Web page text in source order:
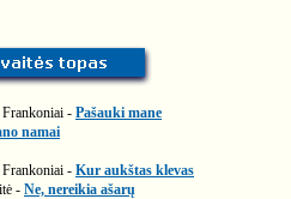
- Pašauki mane
namai
- Kur aukštas klevas
- Ne, nereikia ašarų